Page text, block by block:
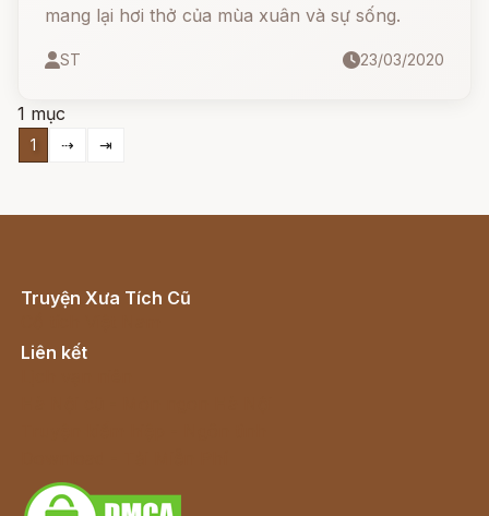
mang lại hơi thở của mùa xuân và sự sống.
ST 23/03/2020
1 mục
1 ⇢ ⇥
Truyện Xưa Tích Cũ
Liên kết